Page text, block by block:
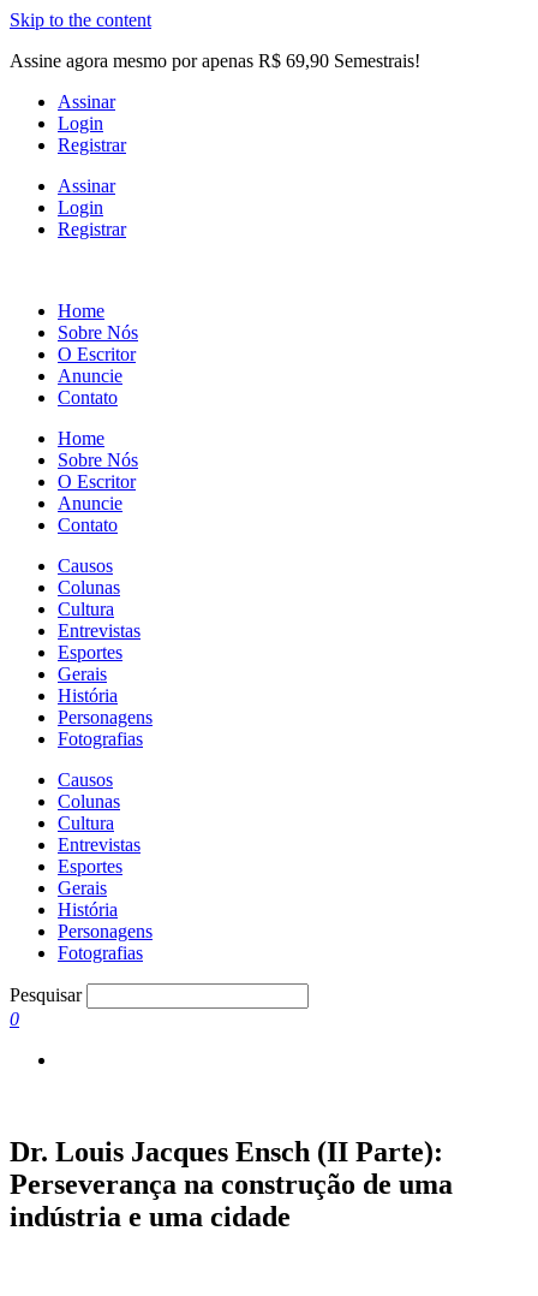
Skip to the content
Assine agora mesmo por apenas R$ 69,90 Semestrais!
Assinar
Login
Registrar
Assinar
Login
Registrar
Home
Sobre Nós
O Escritor
Anuncie
Contato
Home
Sobre Nós
O Escritor
Anuncie
Contato
Causos
Colunas
Cultura
Entrevistas
Esportes
Gerais
História
Personagens
Fotografias
Causos
Colunas
Cultura
Entrevistas
Esportes
Gerais
História
Personagens
Fotografias
Pesquisar
0
Dr. Louis Jacques Ensch (II Parte):
Perseverança na construção de uma
indústria e uma cidade